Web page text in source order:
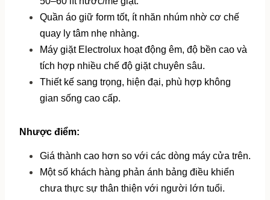
Quần áo giữ form tốt, ít nhăn nhúm nhờ cơ chế
quay ly tâm nhẹ nhàng.
Máy giặt Electrolux hoạt động êm, độ bền cao và
tích hợp nhiều chế độ giặt chuyên sâu.
Thiết kế sang trọng, hiện đại, phù hợp không
gian sống cao cấp.
Nhược điểm:
Giá thành cao hơn so với các dòng máy cửa trên.
Một số khách hàng phản ánh bảng điều khiển
chưa thực sự thân thiện với người lớn tuổi.